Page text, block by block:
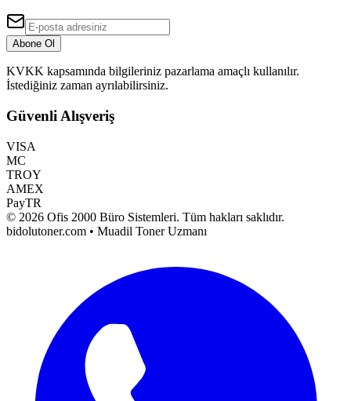
Abone Ol
KVKK kapsamında bilgileriniz pazarlama amaçlı kullanılır.
İstediğiniz zaman ayrılabilirsiniz.
Güvenli Alışveriş
VISA
MC
TROY
AMEX
PayTR
© 2026 Ofis 2000 Büro Sistemleri. Tüm hakları saklıdır.
bidolutoner.com • Muadil Toner Uzmanı